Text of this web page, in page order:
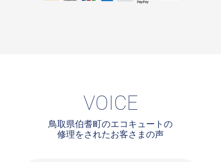
VOICE
鳥取県伯耆町のエコキュートの
修理をされたお客さまの声